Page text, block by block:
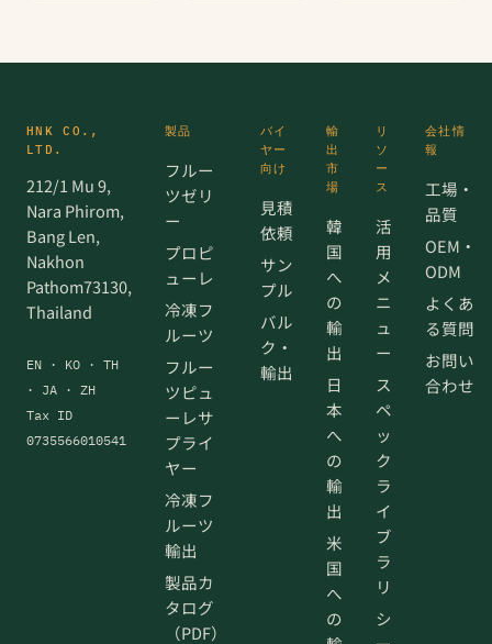
HNK CO.,
LTD.
212/1 Mu 9,
Nara Phirom,
Bang Len,
Nakhon
Pathom73130,
Thailand
EN · KO · TH
· JA · ZH
Tax ID
0735566010541
製品
フルー
ツゼリ
ー
プロピ
ューレ
冷凍フ
ルーツ
フルー
ツピュ
ーレサ
プライ
ヤー
冷凍フ
ルーツ
輸出
製品カ
タログ
（PDF）
バイ
ヤー
向け
見積
依頼
サン
プル
バル
ク・
輸出
輸
出
市
場
韓
国
へ
の
輸
出
日
本
へ
の
輸
出
米
国
へ
の
リ
ソ
ー
ス
活
用
メ
ニ
ュ
ー
ス
ペ
ッ
ク
ラ
イ
ブ
ラ
リ
シ
会社情
報
工場・
品質
OEM・
ODM
よくあ
る質問
お問い
合わせ